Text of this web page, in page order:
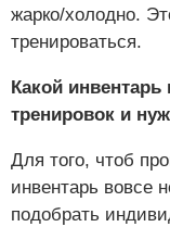
жарко/холодно.
тренироваться.
Какой
тренировок и
Для того, чтоб
инвентарь вовсе
подобрать